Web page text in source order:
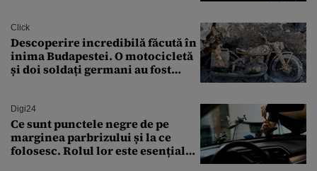
Click
Descoperire incredibilă făcută în
inima Budapestei. O motocicletă
și doi soldați germani au fost
Digi24
Ce sunt punctele negre de pe
marginea parbrizului și la ce
folosesc. Rolul lor este esențial